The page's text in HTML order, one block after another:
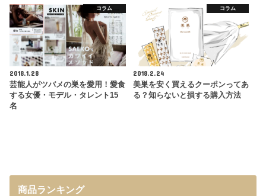
コラム
2018.1.28
芸能人がツバメの巣を愛用！愛食
する女優・モデル・タレント15
名
コラム
2018.2.24
美巣を安く買えるクーポンってあ
る？知らないと損する購入方法
商品ランキング